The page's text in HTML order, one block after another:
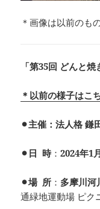
＊画像は以前のも
「第35回 どんと
＊以前の様子はこ
⚫︎主催：法人格 鎌
⚫︎日 時：2024年1
⚫︎場 所 ： 多摩川河
通緑地運動場 ピク